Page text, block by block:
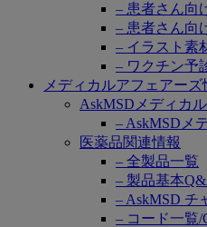
– 患者さん向
– 患者さん向
– イラスト素
– ワクチン予
メディカルアフェアーズ
AskMSDメディカル
– AskMSDメ
医薬品関連情報
– 全製品一覧
– 製品基本
– AskMSD チ
– コード一覧/